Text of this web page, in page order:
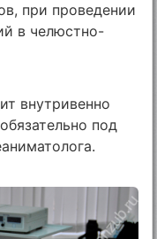
при проведении
в челюстно-
внутривенно
под